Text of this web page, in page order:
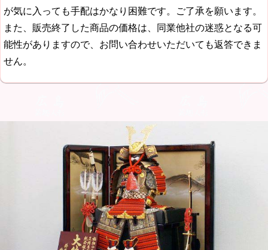
が気に入っても手配はかなり困難です。ご了承を願います。
また、販売終了した商品の価格は、同業他社の迷惑となる可
能性がありますので、お問い合わせいただいても返答できま
せん。